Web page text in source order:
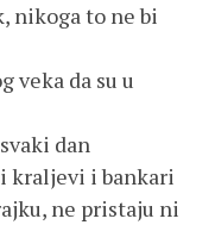
nikoga to ne bi
veka da su u
dan
kraljevi i bankari
ne pristaju ni